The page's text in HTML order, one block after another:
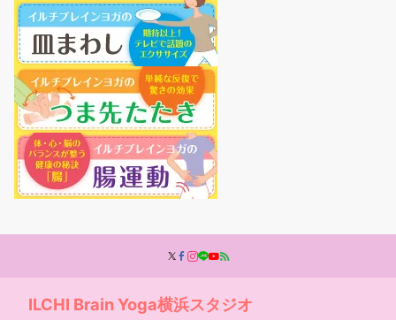
ILCHI Brain Yoga横浜スタジオ